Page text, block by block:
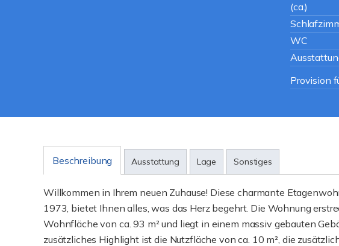
(ca.)
WC
Provision
Beschreibung Ausstattung Lage Sonstiges
Willkommen in Ihrem neuen Zuhause! Diese charmante
1973, bietet Ihnen alles, was das Herz begehrt. Die Wohnung
Wohnfläche von ca. 93 m² und liegt in einem massiv gebauten
zusätzliches Highlight ist die Nutzfläche von ca. 10 m², die